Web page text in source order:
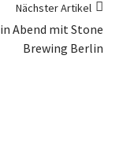
Nächster Artikel
Abend mit Stone
Brewing Berlin